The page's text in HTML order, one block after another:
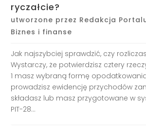
ryczałcie?
utworzone przez Redakcja
Biznes i finanse
Jak najszybciej sprawdzić, czy
Wystarczy, że potwierdzisz cztery
1 masz wybraną formę
prowadzisz ewidencję przychodów
składasz lub masz przygotowane w
PIT-28...